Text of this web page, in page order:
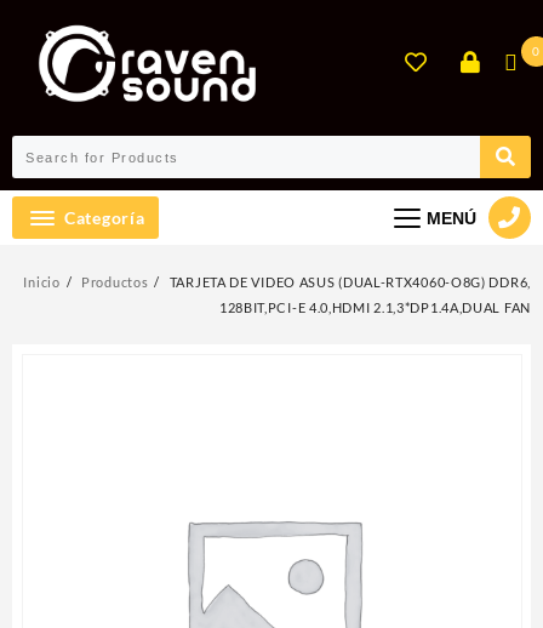
contenido
0
Categoría MENÚ
Inicio Productos
TARJETA DE VIDEO ASUS (DUAL-RTX4060-O8G) DDR6,
128BIT,PCI-E 4.0,HDMI 2.1,3*DP1.4A,DUAL FAN